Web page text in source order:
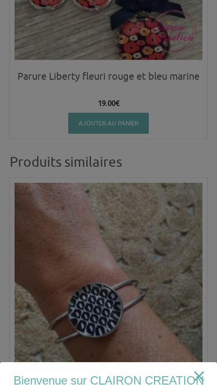
Parure Liberty fleuri rouge et bleu marine
19.00€
AJOUTER AU PANIER
Produits similaires
Bienvenue sur CLAIRON CREATION